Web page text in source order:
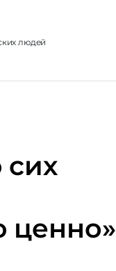
людей
сих
ценно»